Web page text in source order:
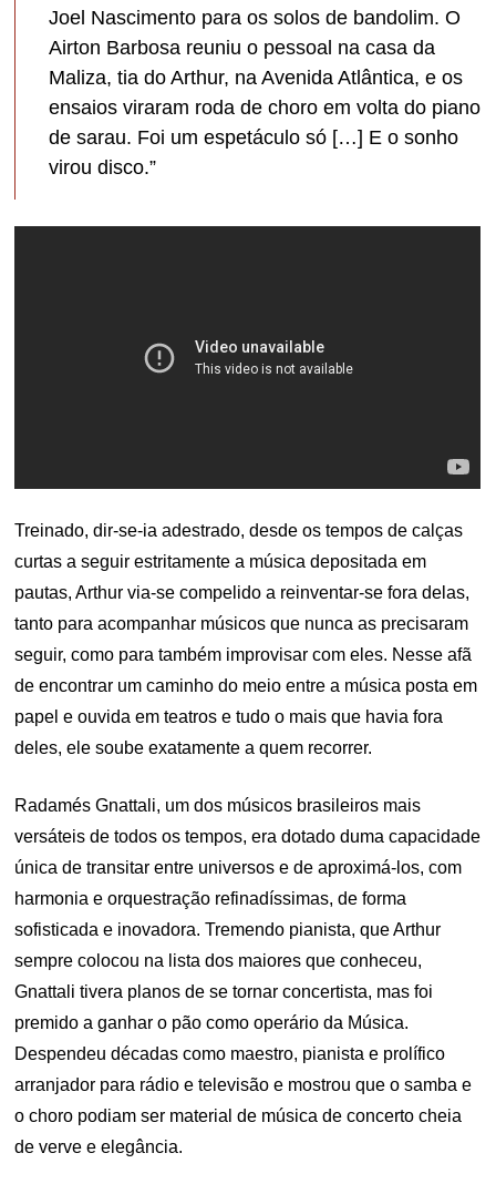
Joel Nascimento para os solos de bandolim. O
Airton Barbosa reuniu o pessoal na casa da
Maliza, tia do Arthur, na Avenida Atlântica, e os
ensaios viraram roda de choro em volta do piano
de sarau. Foi um espetáculo só […] E o sonho
virou disco.”
Treinado, dir-se-ia adestrado, desde os tempos de calças
curtas a seguir estritamente a música depositada em
pautas, Arthur via-se compelido a reinventar-se fora delas,
tanto para acompanhar músicos que nunca as precisaram
seguir, como para também improvisar com eles. Nesse afã
de encontrar um caminho do meio entre a música posta em
papel e ouvida em teatros e tudo o mais que havia fora
deles, ele soube exatamente a quem recorrer.
Radamés Gnattali, um dos músicos brasileiros mais
versáteis de todos os tempos, era dotado duma capacidade
única de transitar entre universos e de aproximá-los, com
harmonia e orquestração refinadíssimas, de forma
sofisticada e inovadora. Tremendo pianista, que Arthur
sempre colocou na lista dos maiores que conheceu,
Gnattali tivera planos de se tornar concertista, mas foi
premido a ganhar o pão como operário da Música.
Despendeu décadas como maestro, pianista e prolífico
arranjador para rádio e televisão e mostrou que o samba e
o choro podiam ser material de música de concerto cheia
de verve e elegância.